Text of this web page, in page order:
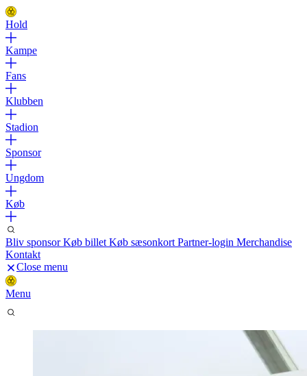
Hold
Kampe
Fans
Klubben
Stadion
Sponsor
Ungdom
Køb
Bliv sponsorKøb billet Køb sæsonkort Partner-login Merchandise
Kontakt
Close menu
Menu